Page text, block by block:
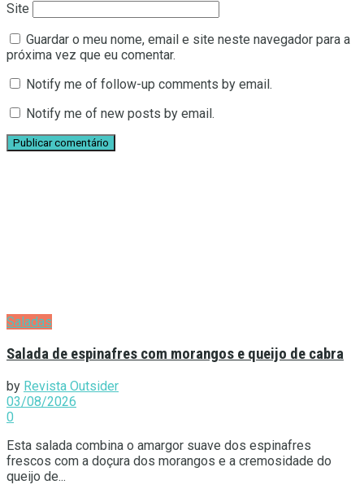
Site
Guardar o meu nome, email e site neste navegador para a
próxima vez que eu comentar.
Notify me of follow-up comments by email.
Notify me of new posts by email.
Saladas
Salada de espinafres com morangos e queijo de cabra
by Revista Outsider
03/08/2026
0
Esta salada combina o amargor suave dos espinafres
frescos com a doçura dos morangos e a cremosidade do
queijo de...